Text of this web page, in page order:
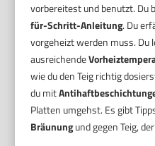
vorbereitest und benutzt. Du
für-Schritt-Anleitung. Du
vorgeheizt werden muss. Du
ausreichende
wie du den Teig richtig
du mit
Platten umgehst. Es gibt
Bräunungund gegen Teig,